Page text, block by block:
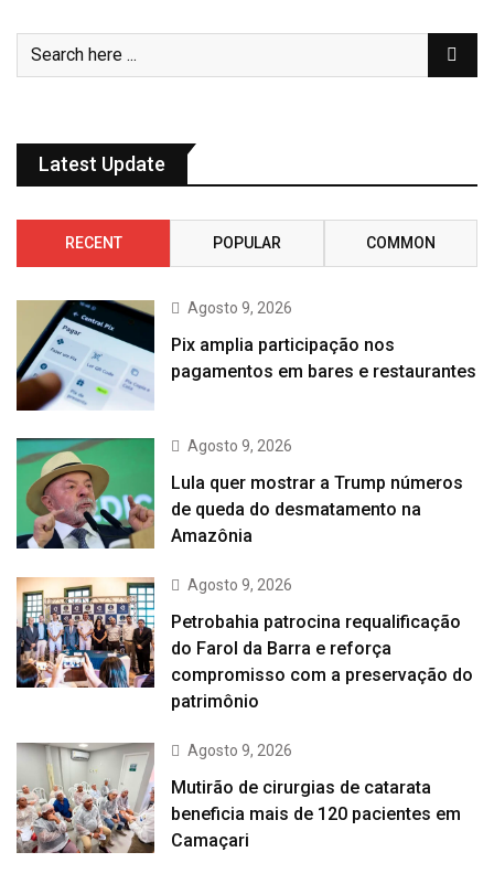
Latest Update
RECENT POPULAR COMMON
Agosto 9, 2026
Pix amplia participação nos
pagamentos em bares e restaurantes
Agosto 9, 2026
Lula quer mostrar a Trump números
de queda do desmatamento na
Amazônia
Agosto 9, 2026
Petrobahia patrocina requalificação
do Farol da Barra e reforça
compromisso com a preservação do
patrimônio
Agosto 9, 2026
Mutirão de cirurgias de catarata
beneficia mais de 120 pacientes em
Camaçari